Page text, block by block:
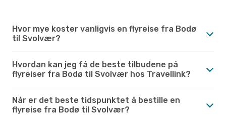
Hvor mye koster vanligvis en flyreise fra Bodø
til Svolvær?
Hvordan kan jeg få de beste tilbudene på
flyreiser fra Bodø til Svolvær hos Travellink?
Når er det beste tidspunktet å bestille en
flyreise fra Bodø til Svolvær?